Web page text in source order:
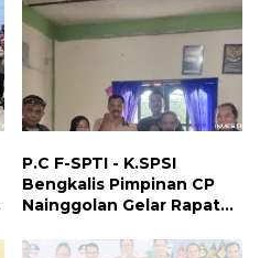
P.C F-SPTI - K.SPSI
Bengkalis Pimpinan CP
Nainggolan Gelar Rapat
dan Ranting Khusus